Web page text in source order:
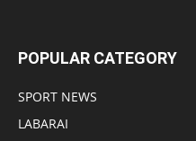
POPULAR CATEGORY
SPORT NEWS
LABARAI